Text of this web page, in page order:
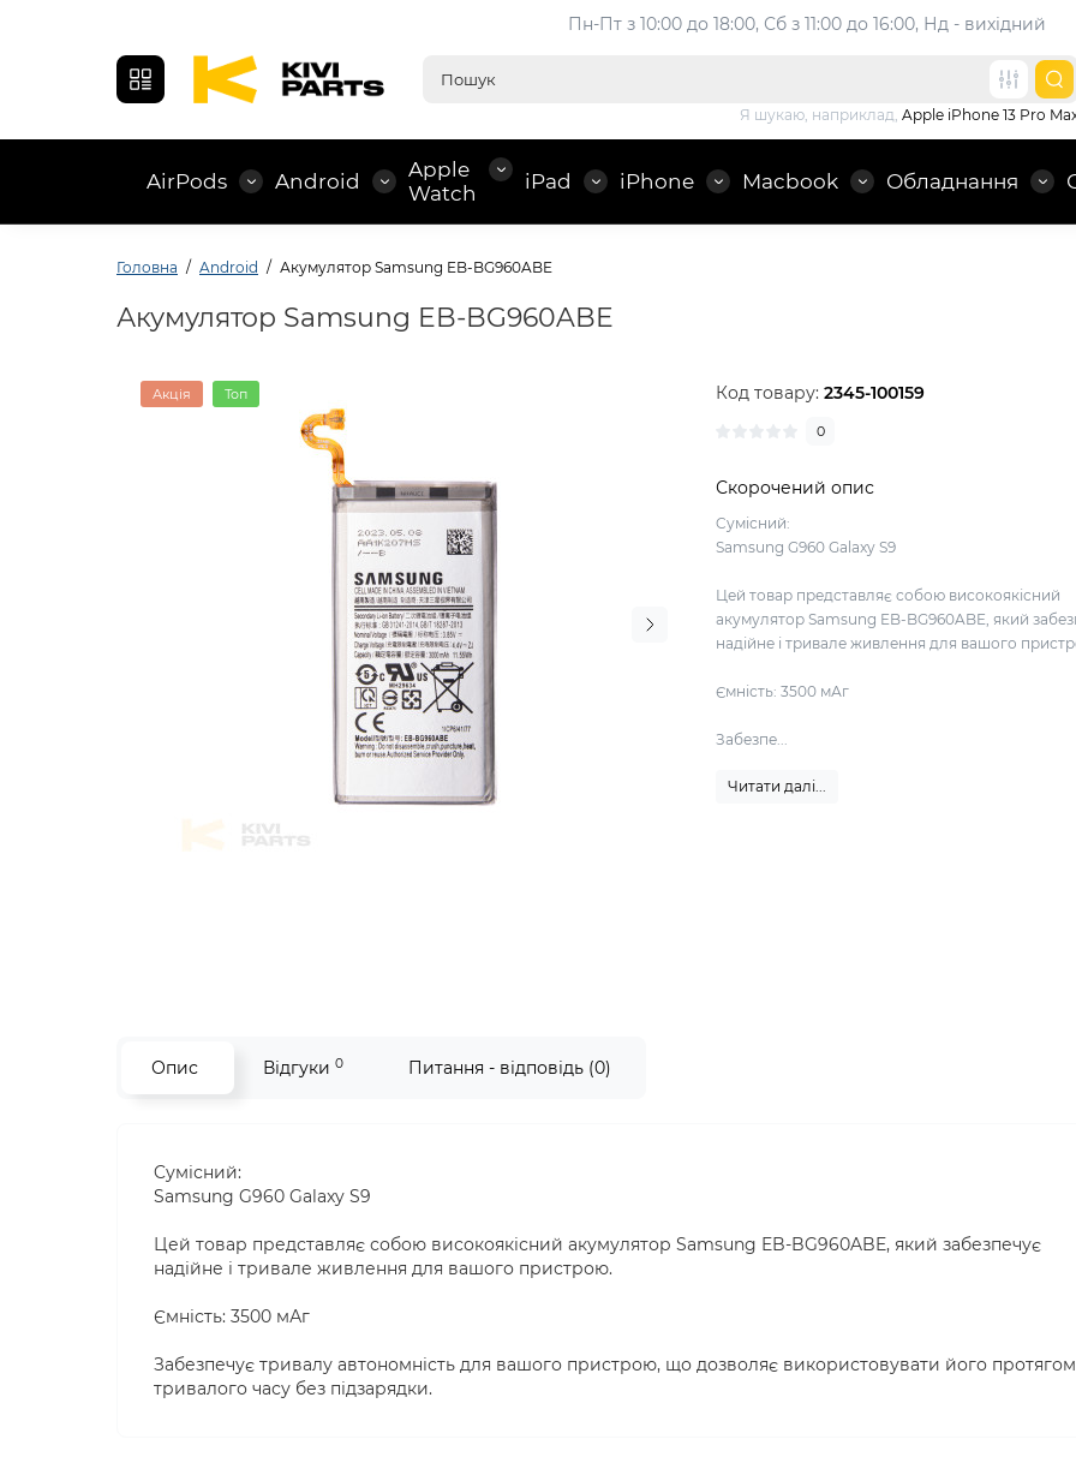
Пн-Пт з 10:00 до 18:00, Сб з 11:00 до 16:00, Нд - вихідний
Я шукаю, наприклад, Apple iPhone 13 Pro
AirPods Android
Apple
Watch
iPad iPhone Macbook Обладнання
Головна Android Акумулятор Samsung EB-BG960ABE
Акумулятор Samsung EB-BG960ABE
Акція Топ Код товару:2345-100159
0
Скорочений опис
Cумісний:
Samsung G960 Galaxy S9
Цей товар представляє собою високоякісний
акумулятор Samsung EB-BG960ABE, який
надійне і тривале живлення для вашого
Ємність: 3500 мАг
Забезпе...
Читати далі...
Опис Відгуки 0 Питання - відповідь (0)
Cумісний:
Samsung G960 Galaxy S9
Цей товар представляє собою високоякісний акумулятор Samsung EB-BG960ABE, який забезпечує
надійне і тривале живлення для вашого пристрою.
Ємність: 3500 мАг
Забезпечує тривалу автономність для вашого пристрою, що дозволяє використовувати його протягом
тривалого часу без підзарядки.